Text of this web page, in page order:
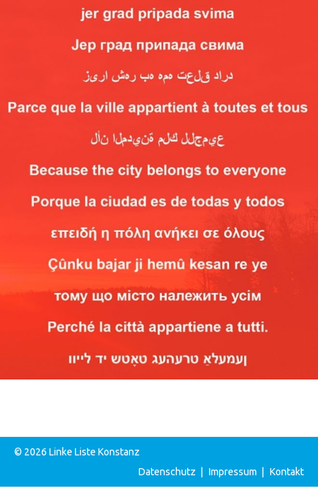
© 2026 Linke Liste Konstanz
Datenschutz | Impressum | Kontakt